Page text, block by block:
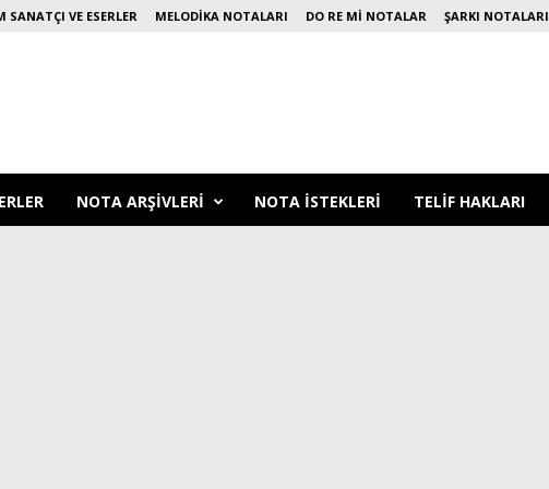
SANATÇI VE ESERLER MELODIKA NOTALARI DO RE MI NOTALAR ŞARKI NOTALARI
NOTA ARŞIVLERI NOTA ISTEKLERI TELIF HAKLARI